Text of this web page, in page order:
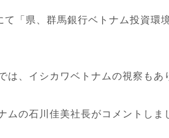
「県、群馬銀行ベトナム投資環
、イシカワベトナムの視察もあ
の石川佳美社長がコメントしま